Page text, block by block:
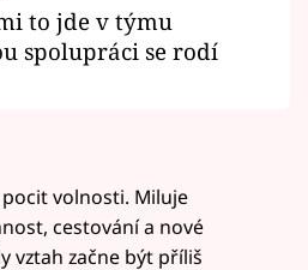
to jde v týmu
spolupráci se rodí
volnosti. Miluje
cestování a nové
vztah začne být příliš